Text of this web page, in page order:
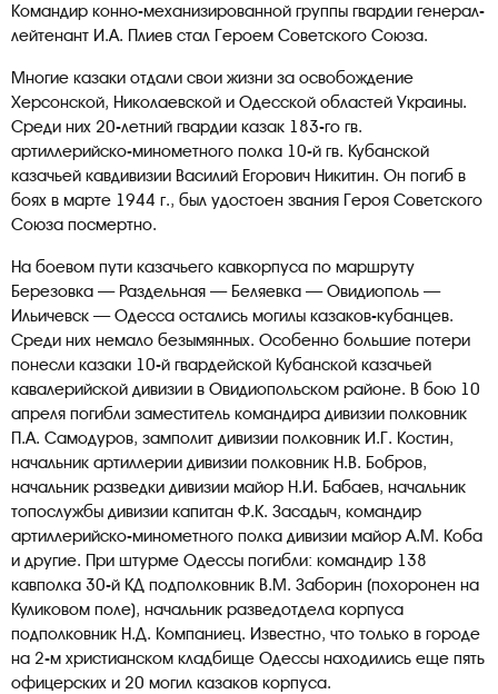
Командир конно-механизированной группы гвардии генерал-
лейтенант И.А. Плиев стал Героем Советского Союза.
Многие казаки отдали свои жизни за освобождение
Херсонской, Николаевской и Одесской областей Украины.
Среди них 20-летний гвардии казак 183-го гв.
артиллерийско-минометного полка 10-й гв. Кубанской
казачьей кавдивизии Василий Егорович Никитин. Он погиб в
боях в марте 1944 г., был удостоен звания Героя Советского
Союза посмертно.
На боевом пути казачьего кавкорпуса по маршруту
Березовка — Раздельная — Беляевка — Овидиополь —
Ильичевск — Одесса остались могилы казаков-кубанцев.
Среди них немало безымянных. Особенно большие потери
понесли казаки 10-й гвардейской Кубанской казачьей
кавалерийской дивизии в Овидиопольском районе. В бою 10
апреля погибли заместитель командира дивизии полковник
П.А. Самодуров, замполит дивизии полковник И.Г. Костин,
начальник артиллерии дивизии полковник Н.В. Бобров,
начальник разведки дивизии майор Н.И. Бабаев, начальник
топослужбы дивизии капитан Ф.К. Засадыч, командир
артиллерийско-минометного полка дивизии майор А.М. Коба
и другие. При штурме Одессы погибли: командир 138
кавполка 30-й КД подполковник В.М. Заборин (похоронен на
Куликовом поле), начальник разведотдела корпуса
подполковник Н.Д. Компаниец. Известно, что только в городе
на 2-м христианском кладбище Одессы находились еще пять
офицерских и 20 могил казаков корпуса.